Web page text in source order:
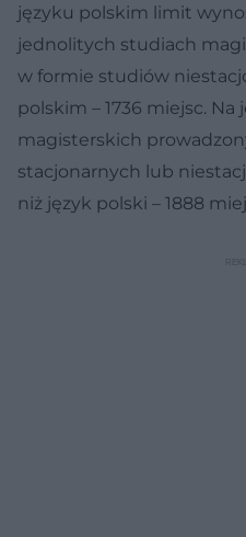
języku polskim limit
jednolitych studiach
w formie studiów
polskim – 1736 miejsc.
magisterskich
stacjonarnych lub
niż język polski – 1888